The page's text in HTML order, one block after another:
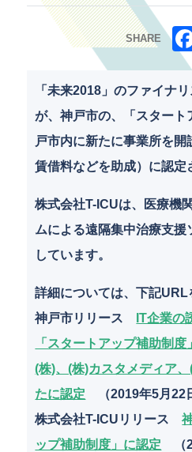
SHARE
F
「未来2018」のファイナ
が、神戸市の、「スタート
戸市内に新たに事業所を
賃借料などを助成）に認定
株式会社T-ICUは、医療機
ムによる遠隔集中治療支援
しています。
詳細については、下記URL
神戸市リリース
IT企業の
「スタートアップ補助制
(株)、(株)カスタメディア
たに認定 （2019年5月22
株式会社T-ICUリリース
ップ補助制度」に認定 （